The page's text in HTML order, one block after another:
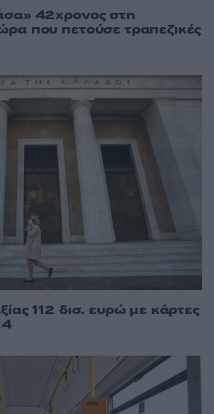
42χρονος στη
που πετούσε τραπεζικές
112 δισ. ευρώ με κάρτες